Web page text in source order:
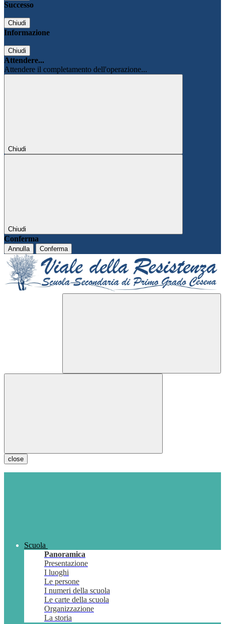
Successo
Chiudi
Informazione
Chiudi
Attendere...
Attendere il completamento dell'operazione...
Chiudi
Chiudi
Conferma
Annulla Conferma
close
Scuola
Panoramica
Presentazione
I luoghi
Le persone
I numeri della scuola
Le carte della scuola
Organizzazione
La storia